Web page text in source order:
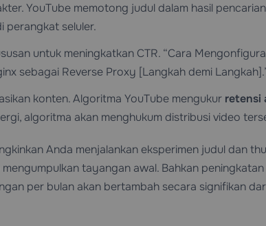
YouTube memotong judul dalam hasil
perangkat seluler.
untuk meningkatkan CTR. “Cara
sebagai Reverse Proxy [Langkah demi
konten. Algoritma YouTube mengukur retensi
algoritma akan menghukum distribusi video
Anda menjalankan eksperimen judul dan
tayangan awal. Bahkan peningkatan
per bulan akan bertambah secara signifikan